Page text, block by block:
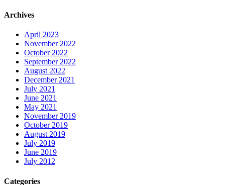
Archives
April 2023
November 2022
October 2022
September 2022
August 2022
December 2021
July 2021
June 2021
May 2021
November 2019
October 2019
August 2019
July 2019
June 2019
July 2012
Categories